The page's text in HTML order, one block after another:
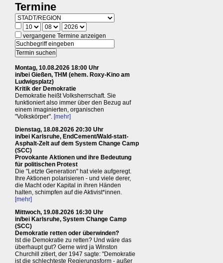
Termine
vergangene Termine anzeigen
Montag, 10.08.2026 18:00 Uhr
in/bei Gießen, THM (ehem. Roxy-Kino am
Ludwigsplatz)
Kritik der Demokratie
Demokratie heißt Volksherrschaft. Sie
funktioniert also immer über den Bezug auf
einem imaginierten, organischen
"Volkskörper". [mehr]
Dienstag, 18.08.2026 20:30 Uhr
in/bei Karlsruhe, EndCement/Wald-statt-
Asphalt-Zelt auf dem System Change Camp
(SCC)
Provokante Aktionen und ihre Bedeutung
für politischen Protest
Die "Letzte Generation" hat viele aufgeregt.
Ihre Aktionen polarisieren - und viele derer,
die Macht oder Kapital in ihren Händen
halten, schimpfen auf die Aktivist*innen.
[mehr]
Mittwoch, 19.08.2026 16:30 Uhr
in/bei Karlsruhe, System Change Camp
(SCC)
Demokratie retten oder überwinden?
Ist die Demokratie zu retten? Und wäre das
überhaupt gut? Gerne wird ja Winston
Churchill zitiert, der 1947 sagte: "Demokratie
ist die schlechteste Regierungsform - außer